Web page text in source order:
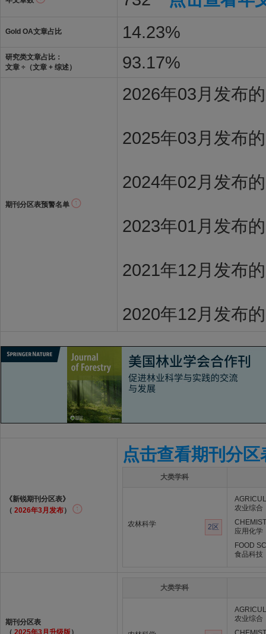
Gold OA文章占比 14.23%
研究类文章占比：
文章 ÷（文章 + 综述）
93.17%
期刊分区表预警名单
2026年03月发布
2025年03月发布
2024年02月发布
2023年01月发布
2021年12月发布
2020年12月发布
《新锐期刊分区表》
（ 2026年3月发布）
点击查看期刊分区
大类学科
农林科学 2区
农业综合
应用化学
FOOD
食品科技
期刊分区表
（ 2025年3月升级版 ）
大类学科
农业综合